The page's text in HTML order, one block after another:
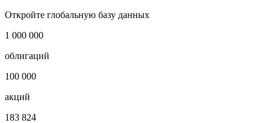
Откройте глобальную базу данных
1 000 000
облигаций
100 000
акций
183 824